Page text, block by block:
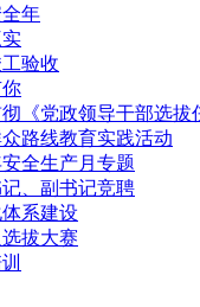
年
验收
《党政领导干部选拔
路线教育实践活动
安全生产月专题
、副书记竞聘
系建设
拔大赛